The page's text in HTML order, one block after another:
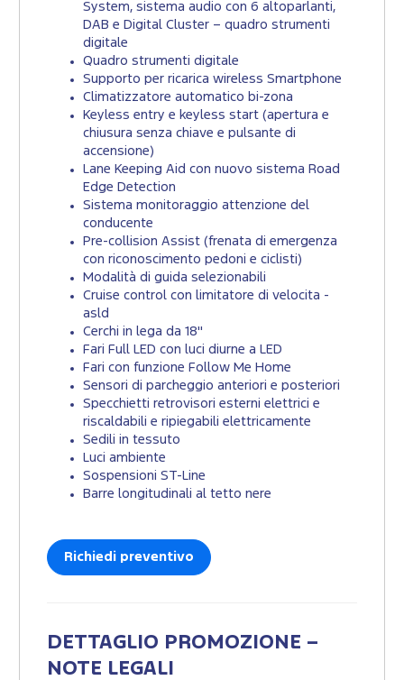
System, sistema audio con 6 altoparlanti,
DAB e Digital Cluster – quadro strumenti
digitale
Quadro strumenti digitale
Supporto per ricarica wireless Smartphone
Climatizzatore automatico bi-zona
Keyless entry e keyless start (apertura e
chiusura senza chiave e pulsante di
accensione)
Lane Keeping Aid con nuovo sistema Road
Edge Detection
Sistema monitoraggio attenzione del
conducente
Pre-collision Assist (frenata di emergenza
con riconoscimento pedoni e ciclisti)
Modalità di guida selezionabili
Cruise control con limitatore di velocita -
asld
Cerchi in lega da 18''
Fari Full LED con luci diurne a LED
Fari con funzione Follow Me Home
Sensori di parcheggio anteriori e posteriori
Specchietti retrovisori esterni elettrici e
riscaldabili e ripiegabili elettricamente
Sedili in tessuto
Luci ambiente
Sospensioni ST-Line
Barre longitudinali al tetto nere
Richiedi preventivo
DETTAGLIO PROMOZIONE –
NOTE LEGALI